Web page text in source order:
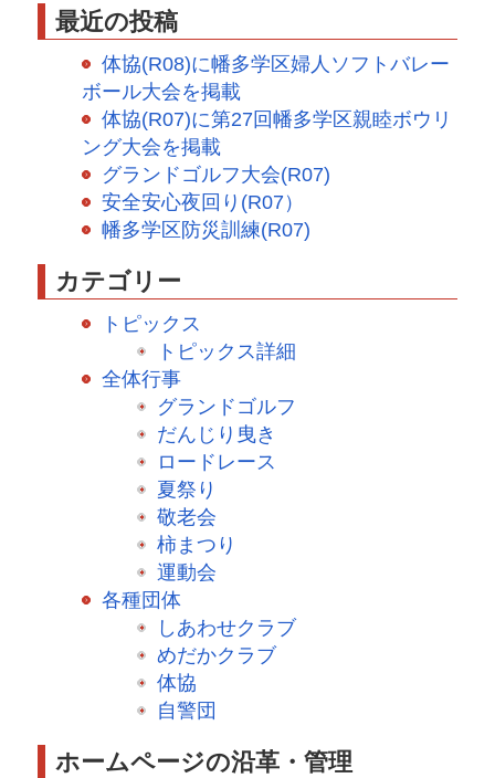
最近の投稿
体協(R08)に幡多学区婦人ソフトバレー
ボール大会を掲載
体協(R07)に第27回幡多学区親睦ボウリ
ング大会を掲載
グランドゴルフ大会(R07)
安全安心夜回り(R07）
幡多学区防災訓練(R07)
カテゴリー
トピックス
トピックス詳細
全体行事
グランドゴルフ
だんじり曳き
ロードレース
夏祭り
敬老会
柿まつり
運動会
各種団体
しあわせクラブ
めだかクラブ
体協
自警団
ホームページの沿革・管理